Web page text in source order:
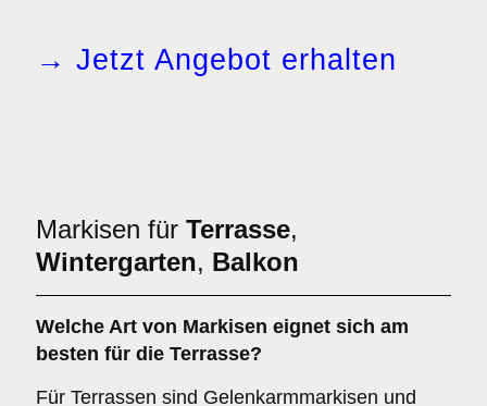
→ Jetzt Angebot erhalten
Markisen für Terrasse,
Wintergarten, Balkon
Welche Art von Markisen eignet sich am
besten für die Terrasse?
Für Terrassen sind Gelenkarmmarkisen und